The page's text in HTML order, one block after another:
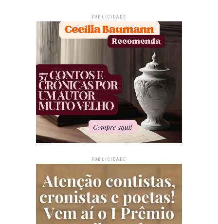
PUBLICIDADE
PUBLICIDADE